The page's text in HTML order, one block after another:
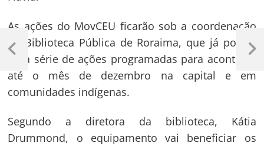
As ações do MovCEU ficarão sob a coordenação
da Biblioteca Pública de Roraima, que já possui
uma série de ações programadas para acontecer
até o mês de dezembro na capital e em
comunidades indígenas.
Segundo a diretora da biblioteca, Kátia
Drummond, o equipamento vai beneficiar os
Navegação
de
Post
Previous
Next